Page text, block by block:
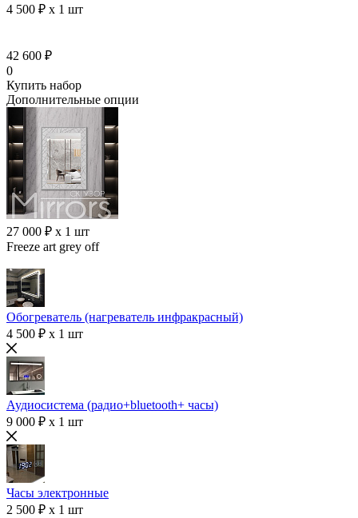
4 500 ₽ x 1 шт
42 600 ₽
0
Купить набор
Дополнительные опции
27 000 ₽ x 1 шт
Freeze art grey off
Обогреватель (нагреватель инфракрасный)
4 500 ₽ x 1 шт
Аудиосистема (радио+bluetooth+ часы)
9 000 ₽ x 1 шт
Часы электронные
2 500 ₽ x 1 шт